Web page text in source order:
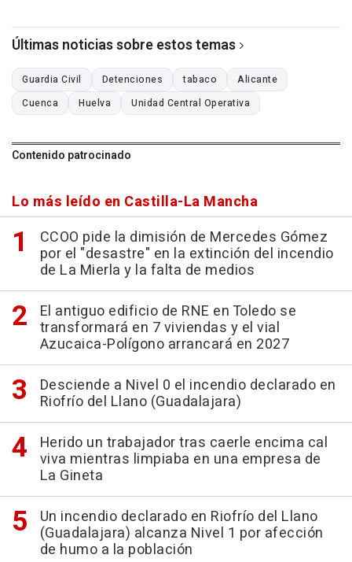
Últimas noticias sobre estos temas
Guardia Civil Detenciones tabaco
Alicante
Cuenca
Huelva Unidad Central Operativa
Contenido patrocinado
Lo más leído en Castilla-La Mancha
CCOO pide la dimisión de Mercedes Gómez
por el "desastre" en la extinción del incendio
de La Mierla y la falta de medios
El antiguo edificio de RNE en Toledo se
transformará en 7 viviendas y el vial
Azucaica-Polígono arrancará en 2027
Desciende a Nivel 0 el incendio declarado en
Riofrío del Llano (Guadalajara)
Herido un trabajador tras caerle encima cal
viva mientras limpiaba en una empresa de
La Gineta
Un incendio declarado en Riofrío del Llano
(Guadalajara) alcanza Nivel 1 por afección
de humo a la población